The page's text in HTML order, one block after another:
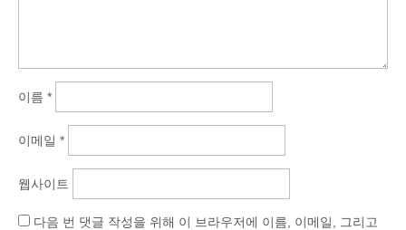
이름 *
이메일 *
웹사이트
다음 번 댓글 작성을 위해 이 브라우저에 이름, 이메일, 그리고